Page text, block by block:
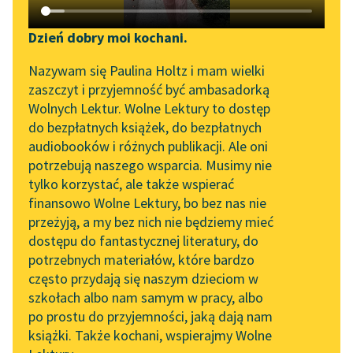
Katalog DAISY
Podkasty o książkach
Zgłoś brak utworu
Aktualności
Zapraszamy na spotkanie
online z tłumaczkami
literatury skandynawskiej
Spotkanie z Katarzyną
Tunkiel w Oslo
Wolne Lektury na 32.
Pol’and’Rock Festivalu
„Kochanek Lady
Chatterley” do słuchania
na Wolnych Lekturach
Nowy audiobook –
Narzędzia
Mapa Wolnych Lektur
Leśmianator
Przewodnik dla piszących i
czytających
API
OAI-PMH
Widget Wolnych Lektur
Przypisy
Dzień dobry moi kochani.
Nazywam się Paulina Holtz i mam wielki
zaszczyt i przyjemność być ambasadorką
Wolnych Lektur. Wolne Lektury to dostęp
do bezpłatnych książek, do bezpłatnych
audiobooków i różnych publikacji. Ale oni
potrzebują naszego wsparcia. Musimy nie
tylko korzystać, ale także wspierać
finansowo Wolne Lektury, bo bez nas nie
przeżyją, a my bez nich nie będziemy mieć
dostępu do fantastycznej literatury, do
potrzebnych materiałów, które bardzo
często przydają się naszym dzieciom w
szkołach albo nam samym w pracy, albo
po prostu do przyjemności, jaką dają nam
książki. Także kochani, wspierajmy Wolne
Epoka:Modernizm
Rodzaj:Liryka
Gatunek:Wiersz
pobierz książkę